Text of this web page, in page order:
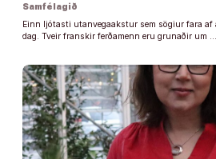
Samfélagið
Einn ljótasti utanvegaakstur sem sögiur fara
dag. Tveir franskir ferðamenn eru grunaðir um …